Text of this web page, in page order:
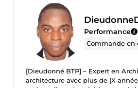
Performance
Commande en
[Dieudonné BTP] – Expert en
architecture avec plus de [X